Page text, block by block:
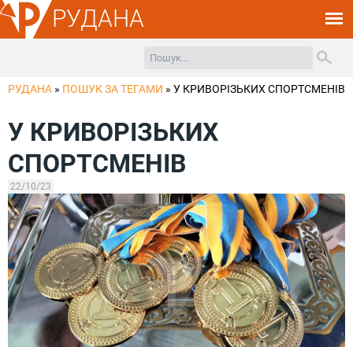
РУДАНА
РУДАНА » ПОШУК ЗА ТЕГАМИ » У КРИВОРІЗЬКИХ СПОРТСМЕНІВ
У КРИВОРІЗЬКИХ
СПОРТСМЕНІВ
22/10/23